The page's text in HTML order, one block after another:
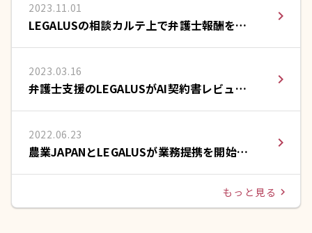
2023.11.01
LEGALUSの相談カルテ上で弁護士報酬をカ
ードで支払える決済サービスを提供開始
navigate_next
2023.03.16
弁護士支援のLEGALUSがAI契約書レビュー
のLeCHECK(リチェック)と提携
navigate_next
2022.06.23
農業JAPANとLEGALUSが業務提携を開始い
たしました。
navigate_next
もっと見る navigate_next